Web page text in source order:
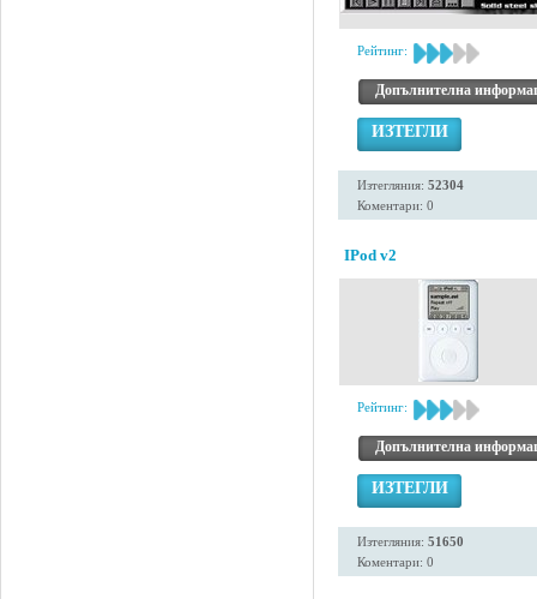
Рейтинг:
Допълнителна
ИЗТЕГЛИ
Изтегляния: 52304
Коментари: 0
IPod v2
Рейтинг:
Допълнителна
ИЗТЕГЛИ
Изтегляния: 51650
Коментари: 0